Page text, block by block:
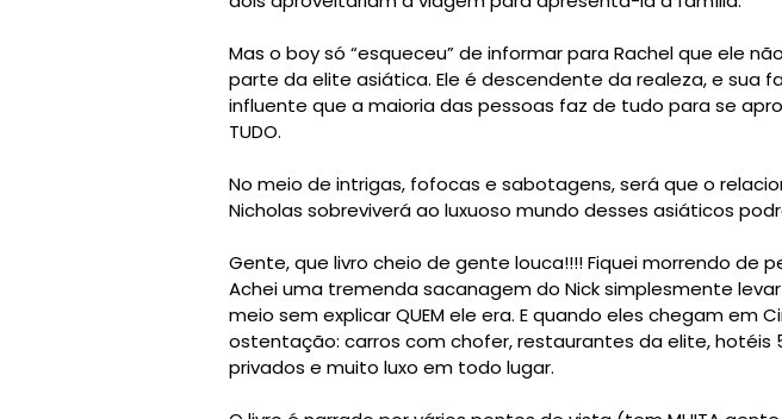
Mas o boy só “esqueceu” de informar para Rachel que ele
parte da elite asiática. Ele é descendente da realeza, e sua
influente que a maioria das pessoas faz de tudo para se
TUDO.
No meio de intrigas, fofocas e sabotagens, será que o
Nicholas sobreviverá ao luxuoso mundo desses asiáticos
Gente, que livro cheio de gente louca!!!! Fiquei morrendo de
Achei uma tremenda sacanagem do Nick simplesmente
meio sem explicar QUEM ele era. E quando eles chegam em
ostentação: carros com chofer, restaurantes da elite, hotéis
privados e muito luxo em todo lugar.